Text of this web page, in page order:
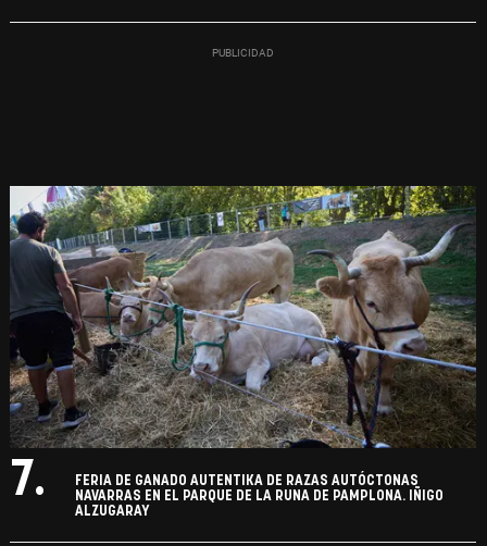
7.
FERIA DE GANADO AUTENTIKA DE RAZAS AUTÓCTONAS
NAVARRAS EN EL PARQUE DE LA RUNA DE PAMPLONA. IÑIGO
ALZUGARAY